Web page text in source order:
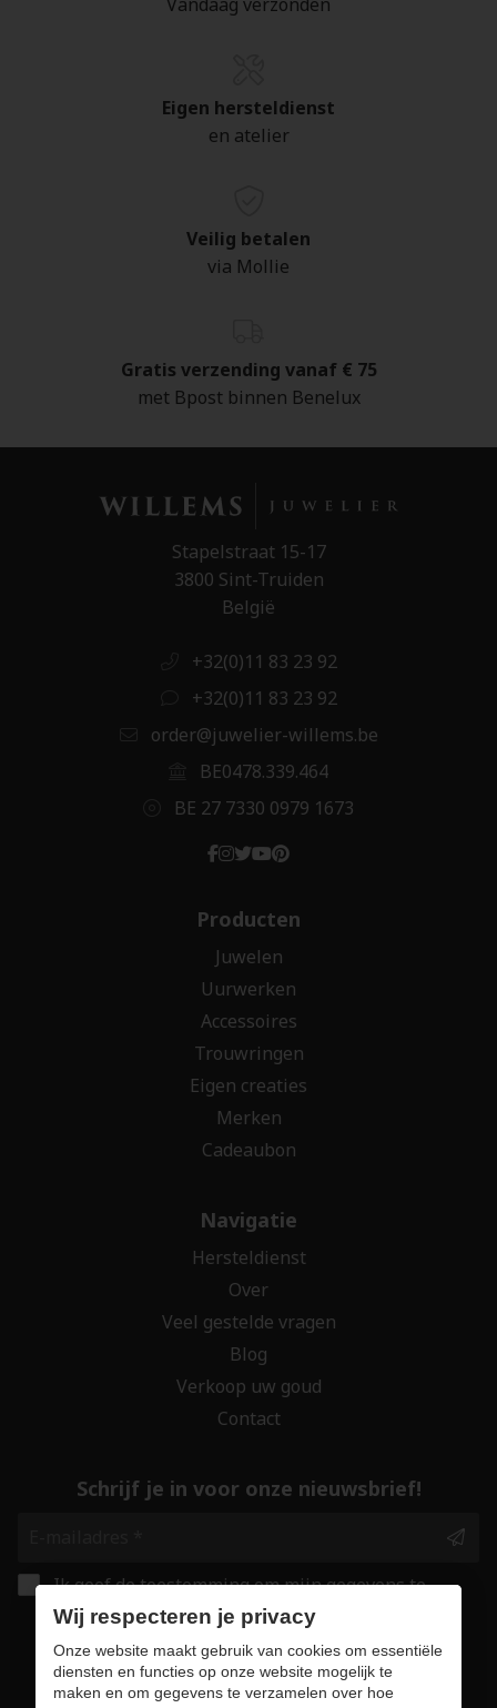
Eigen hersteldienst
en atelier
Veilig betalen
via Mollie
Gratis verzending vanaf € 75
met Bpost binnen Benelux
Stapelstraat 15-17
3800 Sint-Truiden
België
+32(0)11 83 23 92
+32(0)11 83 23 92
order@juwelier-willems.be
BE0478.339.464
BE 27 7330 0979 1673
Producten
Juwelen
Uurwerken
Accessoires
Trouwringen
Eigen creaties
Merken
Cadeaubon
Navigatie
Hersteldienst
Over
Veel gestelde vragen
Blog
Verkoop uw goud
Contact
Schrijf je in voor onze nieuwsbrief!
Ik geef de toestemming om mijn gegevens te
bewaren en verwerken zoals aangegeven in
onze
privacy statement. *
Wij respecteren je privacy
Onze website maakt gebruik van cookies om essentiële
diensten en functies op onze website mogelijk te
maken en om gegevens te verzamelen over hoe